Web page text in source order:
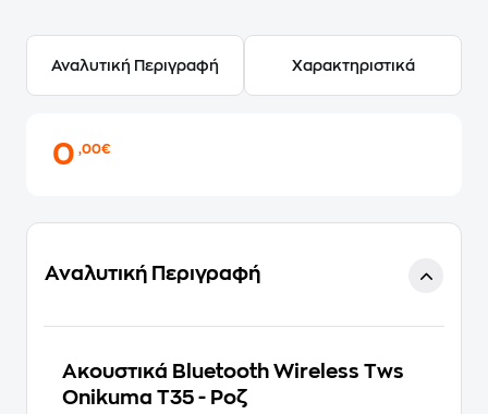
Αναλυτική Περιγραφή Χαρακτηριστικά
0,00€
Αναλυτική Περιγραφή
Ακουστικά Bluetooth Wireless Tws
Onikuma T35 - Ροζ